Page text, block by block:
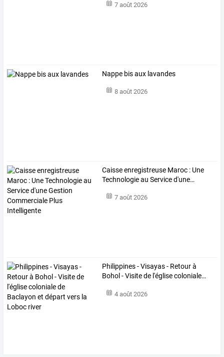
7 août 2026
Nappe bis aux lavandes
8 août 2026
Caisseenregistreuse Maroc : Une
Technologieau Serviced'une…
7 août 2026
Philippines-Visayas- Retourà
Bohol -Visitede l'églisecoloniale…
4 août 2026